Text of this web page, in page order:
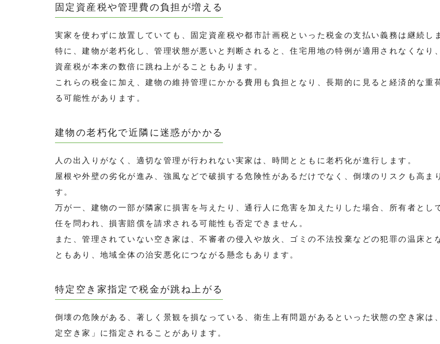
固定資産税や管理費の負担が増える
実家を使わずに放置していても、固定資産税や都市計画税といった税金の支払い義務は継続し
特に、建物が老朽化し、管理状態が悪いと判断されると、住宅用地の特例が適用されなくなり
資産税が本来の数倍に跳ね上がることもあります。
これらの税金に加え、建物の維持管理にかかる費用も負担となり、長期的に見ると経済的な重
る可能性があります。
建物の老朽化で近隣に迷惑がかかる
人の出入りがなく、適切な管理が行われない実家は、時間とともに老朽化が進行します。
屋根や外壁の劣化が進み、強風などで破損する危険性があるだけでなく、倒壊のリスクも高ま
す。
万が一、建物の一部が隣家に損害を与えたり、通行人に危害を加えたりした場合、所有者とし
任を問われ、損害賠償を請求される可能性も否定できません。
また、管理されていない空き家は、不審者の侵入や放火、ゴミの不法投棄などの犯罪の温床と
ともあり、地域全体の治安悪化につながる懸念もあります。
特定空き家指定で税金が跳ね上がる
倒壊の危険がある、著しく景観を損なっている、衛生上有問題があるといった状態の空き家は
定空き家」に指定されることがあります。